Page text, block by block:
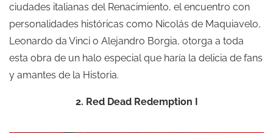
ciudades italianas del Renacimiento, el encuentro con
personalidades históricas como Nicolás de Maquiavelo,
Leonardo da Vinci o Alejandro Borgia, otorga a toda
esta obra de un halo especial que haría la delicia de fans
y amantes de la Historia.
2. Red Dead Redemption I